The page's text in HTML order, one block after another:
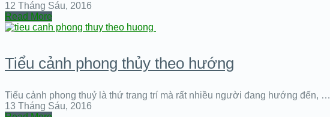
12 Tháng Sáu, 2016
Read More
Tiểu cảnh phong thủy theo hướng
Tiểu cảnh phong thuỷ là thứ trang trí mà rất nhiều người đang hướng đến, …
13 Tháng Sáu, 2016